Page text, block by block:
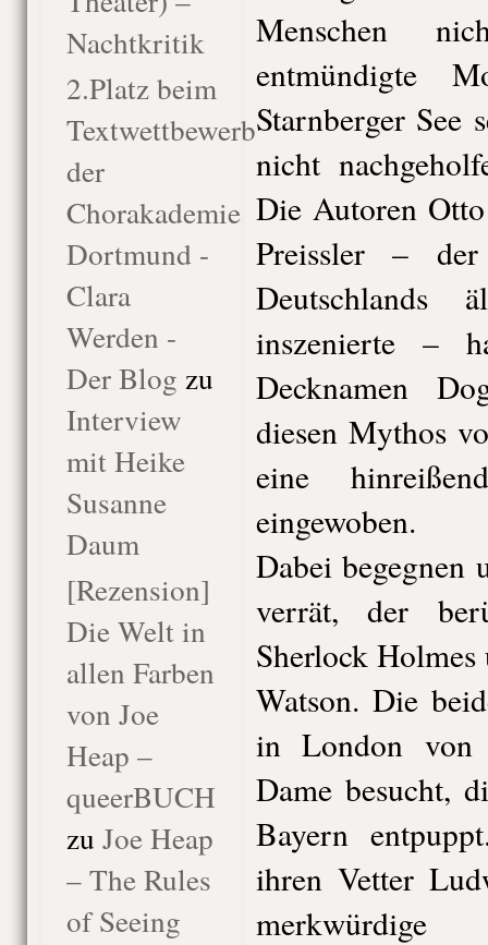
Nachtkritik
2.Platz beim
Textwettbewerb
der
Chorakademie
Dortmund -
Clara
Werden -
Der Blog zu
Interview
mit Heike
Susanne
Daum
[Rezension]
Die Welt in
allen Farben
von Joe
Heap –
queerBUCH
zu Joe Heap
– The Rules
of Seeing
Menschen
entmündigte
Starnberger See
nicht
Die Autoren
Preissler –
Deutschlands
inszenierte –
Decknamen
diesen Mythos
eine
eingewoben.
Dabei begegnen
verrät, der
Sherlock
Watson. Die
in London von
Dame besucht,
Bayern
ihren Vetter
merkwürdige